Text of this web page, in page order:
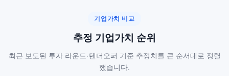
기업가치 비교
추정 기업가치 순위
최근 보도된 투자 라운드·텐더오퍼 기준 추정치를 큰 순서대로 정렬
했습니다.